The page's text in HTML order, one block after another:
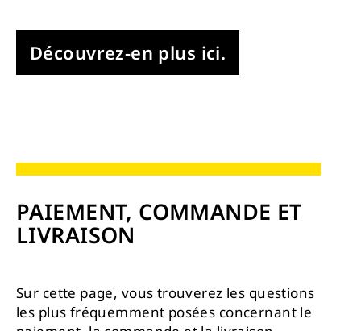
Découvrez-en plus ici.
PAIEMENT, COMMANDE ET
LIVRAISON
Sur cette page, vous trouverez les questions
les plus fréquemment posées concernant le